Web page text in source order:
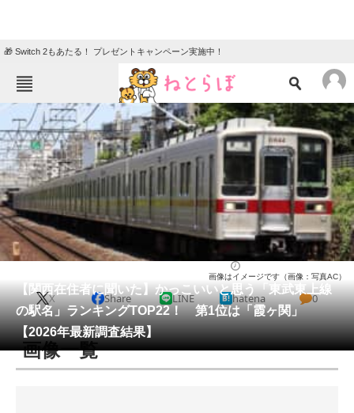
🎁 Switch 2もあたる！ プレゼントキャンペーン実施中！
ねとらぼメニュー
TOP ニュース
エンタメ クイズ
グルメ 地域
住まい 教育・育児
動物
会員記事
メディア
注目記事を集めた総合ページ
【関西在住者に聞いた】かっこいいと思う「東武東上線
の駅名」ランキングTOP22！ 第1位は「霞ヶ関」
【2026年最新調査結果】
画像はイメージです（画像：写真AC）
X Share LINE hatena 0
画像一覧